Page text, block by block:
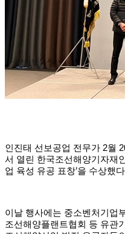
인진태 선보공업 전무가 2월
서 열린 한국조선해양기자재
업 육성 유공 표창’을 수상했
이날 행사에는 중소벤처기업
조선해양플랜트협회 등 유관